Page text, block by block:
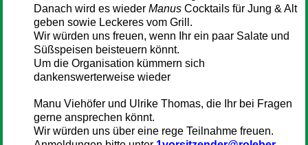
Danach wird es wieder Manus Cocktails für Jung & Alt
geben sowie Leckeres vom Grill.
Wir würden uns freuen, wenn Ihr ein paar Salate und
Süßspeisen beisteuern könnt.
Um die Organisation kümmern sich
dankenswerterweise wieder
Manu Viehöfer und Ulrike Thomas, die Ihr bei Fragen
gerne ansprechen könnt.
Wir würden uns über eine rege Teilnahme freuen.